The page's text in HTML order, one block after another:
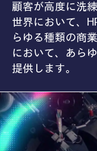
顧客が高度に洗
世界において、
らゆる種類の商
において、あら
提供します。